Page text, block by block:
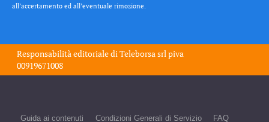
all’accertamento ed all’eventuale rimozione.
Responsabilità editoriale diTeleborsa srlpiva
00919671008
Guida ai contenuti Condizioni Generali di Servizio FAQ